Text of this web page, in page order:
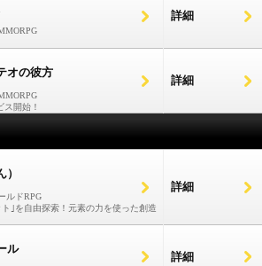
詳細
オの彼方
ス開始！
詳細
ルドRPG
｣を自由探索！元素の力を使った創造
詳細
ル
詳細